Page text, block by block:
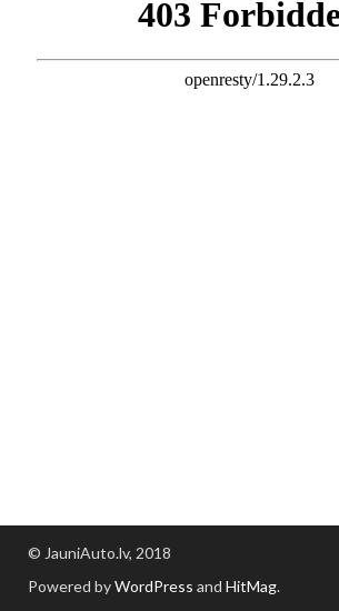
© JauniAuto.lv, 2018
Powered byWordPress and HitMag.